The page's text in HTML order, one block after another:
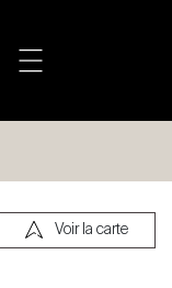
Voir la carte